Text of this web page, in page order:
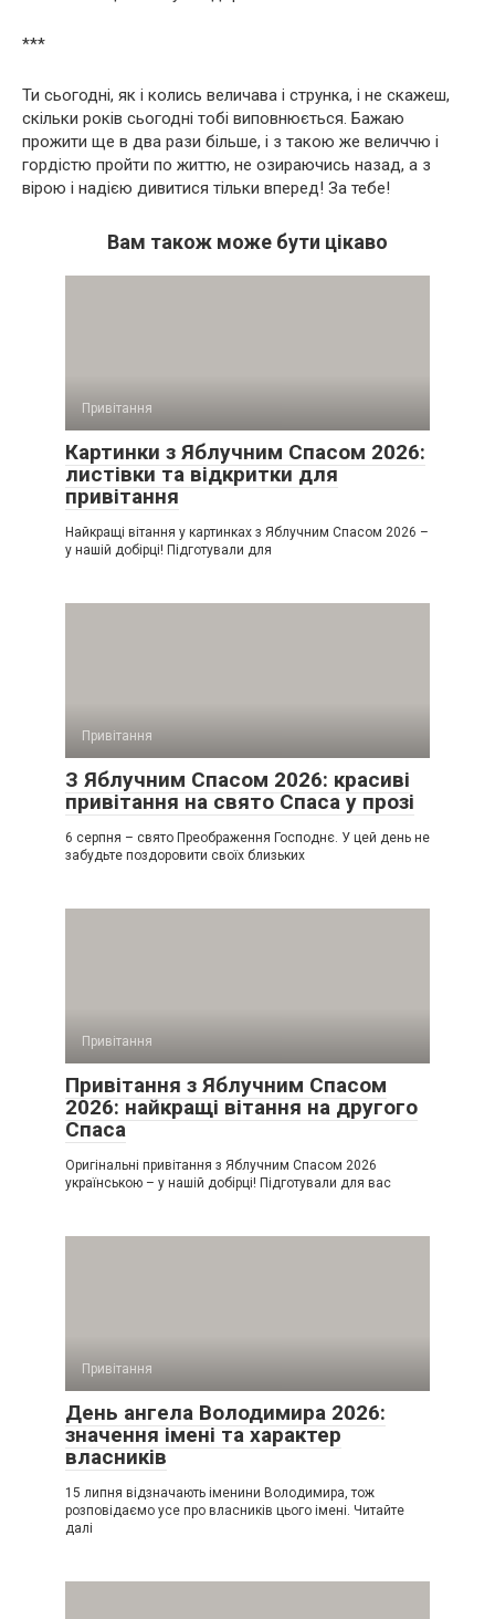
***
Ти сьогодні, як і колись величава і струнка, і не скажеш,
скільки років сьогодні тобі виповнюється. Бажаю
прожити ще в два рази більше, і з такою же величчю і
гордістю пройти по життю, не озираючись назад, а з
вірою і надією дивитися тільки вперед! За тебе!
Вам також може бути цікаво
Привітання
Картинки з Яблучним Спасом 2026:
листівки та відкритки для
привітання
Найкращі вітання у картинках з Яблучним Спасом 2026 –
у нашій добірці! Підготували для
Привітання
З Яблучним Спасом 2026: красиві
привітання на свято Спаса у прозі
6 серпня – свято Преображення Господнє. У цей день не
забудьте поздоровити своїх близьких
Привітання
Привітання з Яблучним Спасом
2026: найкращі вітання на другого
Спаса
Оригінальні привітання з Яблучним Спасом 2026
українською – у нашій добірці! Підготували для вас
Привітання
День ангела Володимира 2026:
значення імені та характер
власників
15 липня відзначають іменини Володимира, тож
розповідаємо усе про власників цього імені. Читайте
далі